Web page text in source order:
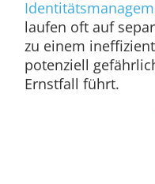
laufen oft auf
zu einem
potenziell
Ernstfall führt.